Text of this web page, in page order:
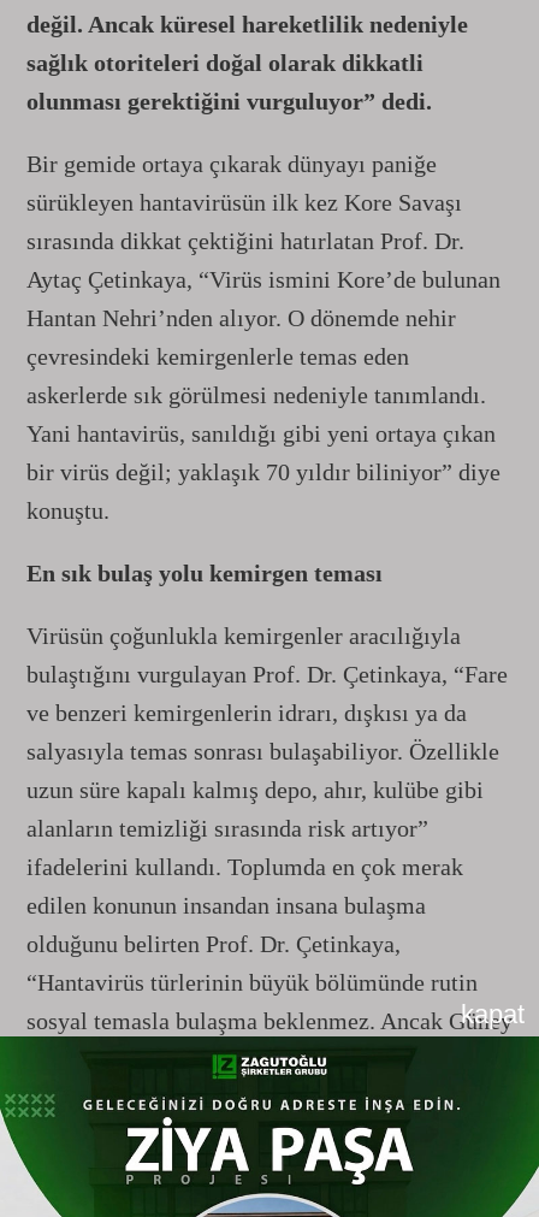
kapat
değil. Ancak küresel hareketlilik nedeniyle
sağlık otoriteleri doğal olarak dikkatli
olunması gerektiğini vurguluyor” dedi.
Bir gemide ortaya çıkarak dünyayı paniğe
sürükleyen hantavirüsün ilk kez Kore Savaşı
sırasında dikkat çektiğini hatırlatan Prof. Dr.
Aytaç Çetinkaya, “Virüs ismini Kore’de bulunan
Hantan Nehri’nden alıyor. O dönemde nehir
çevresindeki kemirgenlerle temas eden
askerlerde sık görülmesi nedeniyle tanımlandı.
Yani hantavirüs, sanıldığı gibi yeni ortaya çıkan
bir virüs değil; yaklaşık 70 yıldır biliniyor” diye
konuştu.
En sık bulaş yolu kemirgen teması
Virüsün çoğunlukla kemirgenler aracılığıyla
bulaştığını vurgulayan Prof. Dr. Çetinkaya, “Fare
ve benzeri kemirgenlerin idrarı, dışkısı ya da
salyasıyla temas sonrası bulaşabiliyor. Özellikle
uzun süre kapalı kalmış depo, ahır, kulübe gibi
alanların temizliği sırasında risk artıyor”
ifadelerini kullandı. Toplumda en çok merak
edilen konunun insandan insana bulaşma
olduğunu belirten Prof. Dr. Çetinkaya,
“Hantavirüs türlerinin büyük bölümünde rutin
sosyal temasla bulaşma beklenmez. Ancak Güney
Amerika tipi olarak bilinen bazı türlerde
insandan insana bulaş görülebiliyor. Son
günlerde bir gemide görülen ve ölümlerle
sonuçlanan vakalarda da bu tip etkili oldu” dedi.